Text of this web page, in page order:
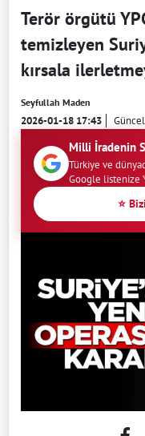
Terör örgütü
temizleyen
kırsala
Seyfullah Maden
2026-01-18 17:43
Milli İradenin
Türkiye ve
Google listenize
⭐